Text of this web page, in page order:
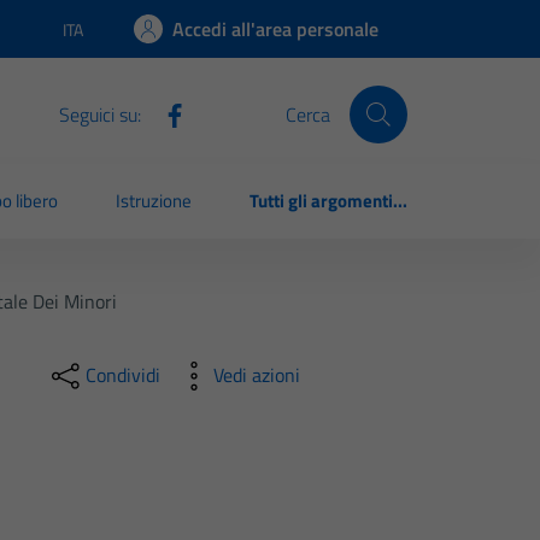
Lingua attiva:
ITA Accedi all'area personale
Seguici su: Cerca
libero Istruzione Tutti gli argomenti...
Dei Minori
Condividi Vedi azioni